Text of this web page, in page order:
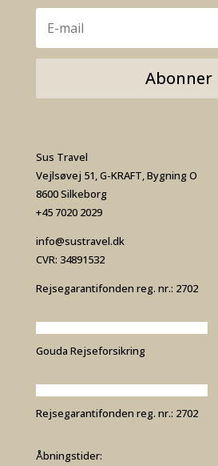
Abonner
Sus Travel
Vejlsøvej 51, G-KRAFT, Bygning O
8600 Silkeborg
+45 7020 2029
info@sustravel.dk
CVR: 34891532
Rejsegarantifonden reg. nr.: 2702
Gouda Rejseforsikring
Rejsegarantifonden reg. nr.: 2702
Åbningstider: